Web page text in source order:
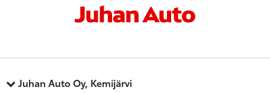
Juhan Auto Oy, Kemijärvi